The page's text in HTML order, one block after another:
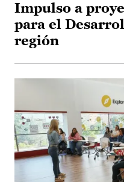
Impulso a
para el
región